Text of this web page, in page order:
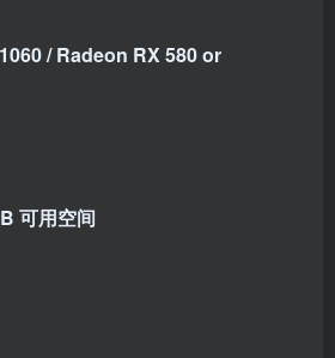
/ Radeon RX 580 or
可用空间